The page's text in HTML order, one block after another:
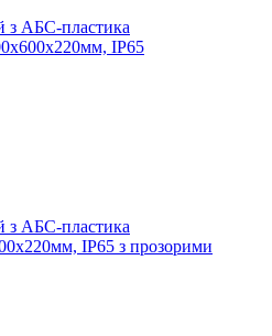
з АБС-пластика
IP65
з АБС-пластика
IP65 з прозорими